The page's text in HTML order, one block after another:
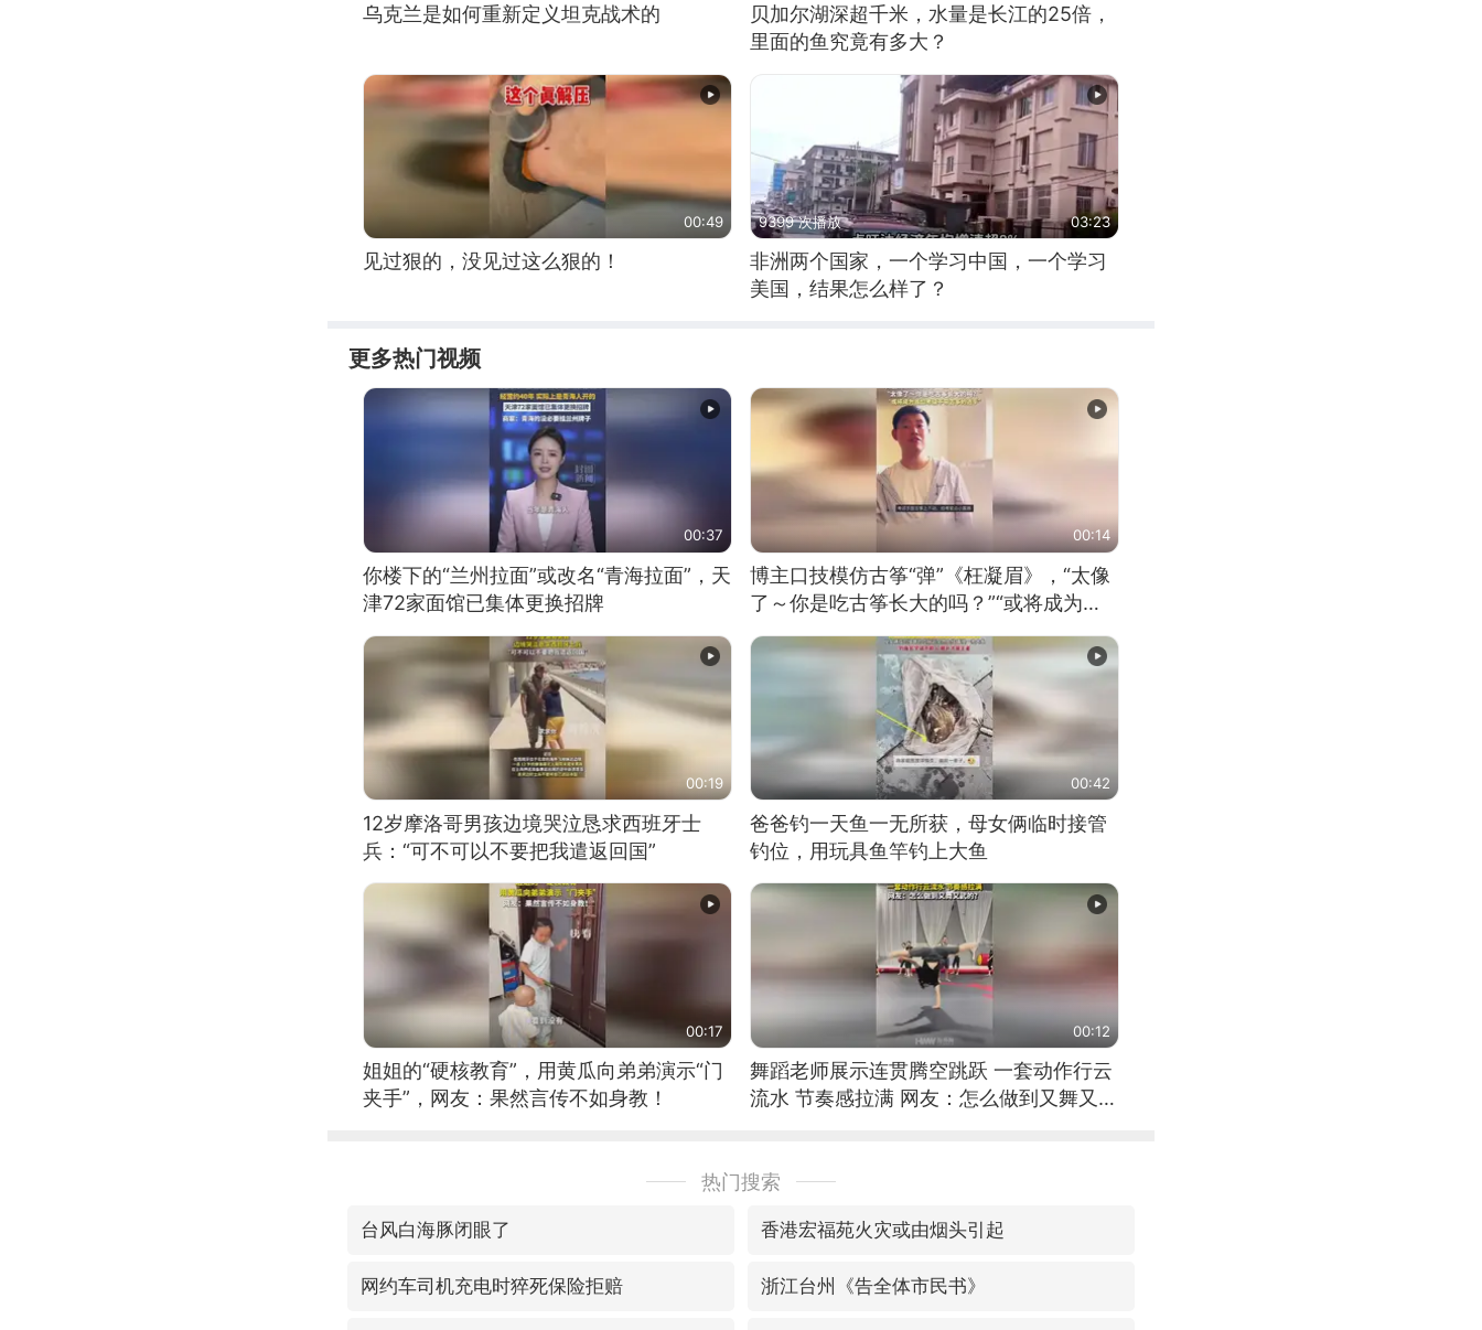
乌克兰是如何重新定义坦克战术的
贝加尔湖深超千米，水量是长江的25倍，
里面的鱼究竟有多大？
00:49
见过狠的，没见过这么狠的！
9399 次播放 03:23
非洲两个国家，一个学习中国，一个学习
美国，结果怎么样了？
更多热门视频
00:37
你楼下的“兰州拉面”或改名“青海拉面”，天
津72家面馆已集体更换招牌
00:14
博主口技模仿古筝“弹”《枉凝眉》，“太像
了～你是吃古筝长大的吗？”“或将成为首
日电讯）
00:19
12岁摩洛哥男孩边境哭泣恳求西班牙士
兵：“可不可以不要把我遣返回国”
00:42
爸爸钓一天鱼一无所获，母女俩临时接管
钓位，用玩具鱼竿钓上大鱼
00:17
姐姐的“硬核教育”，用黄瓜向弟弟演示“门
夹手”，网友：果然言传不如身教！
00:12
舞蹈老师展示连贯腾空跳跃 一套动作行云
流水 节奏感拉满 网友：怎么做到又舞又武
热门搜索
台风白海豚闭眼了 香港宏福苑火灾或由烟头引起
网约车司机充电时猝死保险拒赔 浙江台州《告全体市民书》